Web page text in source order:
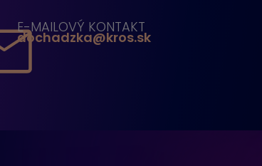
E-MAILOVÝ KONTAKT
dochadzka@kros.sk